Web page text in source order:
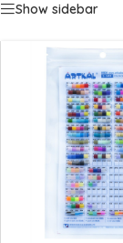
Show sidebar